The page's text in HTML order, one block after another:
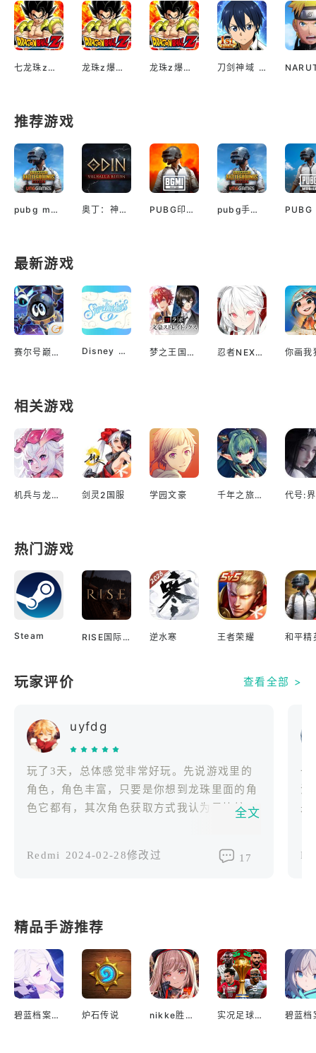
七龙珠z爆裂大战安卓版最新版 龙珠z爆裂大战日服 龙珠z爆裂大战 刀剑神域 Unleash Blading（国际服）
推荐游戏
pubg mobile最新版本 奥丁：神判（国际服） PUBG印服手机安卓版 pubg手游越南服最新版
最新游戏
赛尔号巅峰之战 Disney Sparklink Stars 梦之王国与沉睡的100王子 忍者NEXUS 闪乱神乐 你画我
相关游戏
机兵与龙日服 剑灵2国服 学园文豪 千年之旅台服 代号:界
热门游戏
Steam RISE国际服 逆水寒 王者荣耀 和平精
玩家评价 查看全部 >
uyfdg
玩了3天，总体感觉非常好玩。先说游戏里的
角色，角色丰富，只要是你想到龙珠里面的角
色它都有，其次角色获取方式我认为是比较简
一定数量还可以免费十连抽。其次打击感音效
没事吧?悟饭。 不足的地方就是pvp对于新手
有些不友好，虽然有普通的匹配局，但是人人
都是a，s，z+装备什么的，真的很难打，就比
如我打一把（满级）碰见一个小悟空，属性克
制一个波才打不到1/8的血，伤害是真的低，
而且对面还能回血，甚至反手给我打残，这属
全文
Redmi 2024-02-28修改过 17
一
法
是
精品手游推荐
碧蓝档案国际服 炉石传说 nikke胜利女神国际服 实况足球2022手游